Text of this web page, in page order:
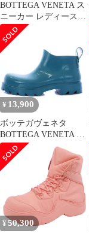
BOTTEGA VENETA ス
ニーカー レディース
【古着】【中古】【送
料無料】
¥ 13,900
ボッテガヴェネタ
BOTTEGA VENETA レ
インブーツ ショート ラ
バー 40 25cm 青 ブルー
/KH
¥ 50,300